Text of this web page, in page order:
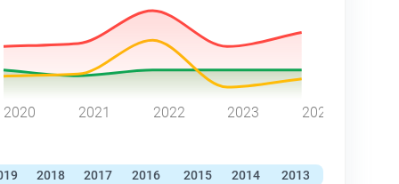
2020 2021 2022 2023 2024
2018 2017 2016 2015 2014 2013